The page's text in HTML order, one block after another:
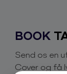
gang.
Med en
gang i
BOOK
Send os en
Cover og få